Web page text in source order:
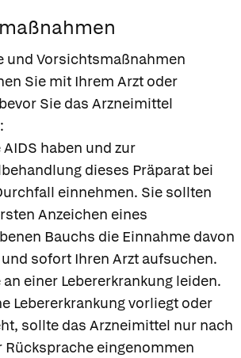
und Vorsichtsmaßnahmen
Sie mit Ihrem Arzt oder
Sie das Arzneimittel
haben und zur
dieses Präparat bei
einnehmen. Sie sollten
Anzeichen eines
Bauchs die Einnahme davon
sofort Ihren Arzt aufsuchen.
einer Lebererkrankung leiden.
Lebererkrankung vorliegt oder
sollte das Arzneimittel nur nach
Rücksprache eingenommen